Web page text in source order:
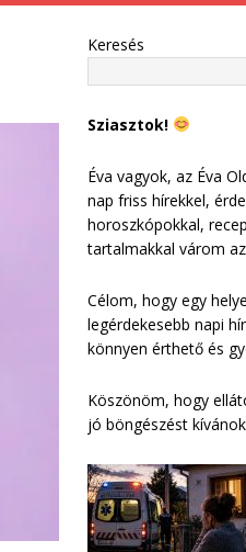
Keresés
Sziasztok!
Éva vagyok, az Éva
nap friss hírekkel,
horoszkópokkal,
tartalmakkal várom
Célom, hogy egy
legérdekesebb napi
könnyen érthető és
Köszönöm, hogy
jó böngészést